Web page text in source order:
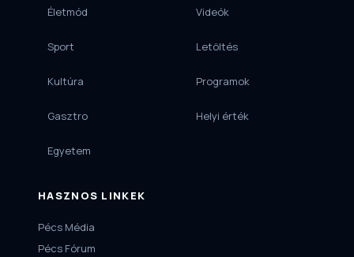
Életmód
Sport
Kultúra
Gasztro
Egyetem
Videók
Letöltés
Programok
Helyi érték
HASZNOS LINKEK
Pécs Média
Pécs Fórum